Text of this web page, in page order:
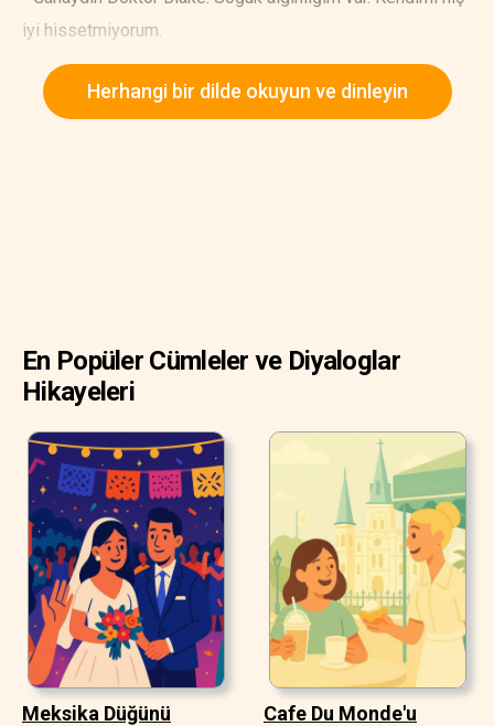
iyi hissetmiyorum.
- Ah, anlıyorum. Vücut sıcaklığınızı kontrol edeyim.
Sıcaklığınız normalden yüksek.
Herhangi bir dilde okuyun ve dinleyin
En Popüler Cümleler ve Diyaloglar
Hikayeleri
Meksika Düğünü
Cafe Du Monde'u